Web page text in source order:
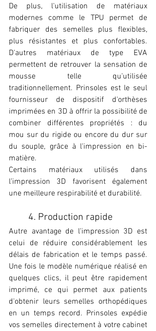
De plus, l'utilisation de matériaux
modernes comme le TPU permet de
fabriquer des semelles plus flexibles,
plus résistantes et plus confortables.
D'autres matériaux de type EVA
permettent de retrouver la sensation de
mousse telle qu'utilisée
traditionnellement. Prinsoles est le seul
fournisseur de dispositif d'orthèses
imprimées en 3D à offrir la possibilité de
combiner différentes propriétés : du
mou sur du rigide ou encore du dur sur
du souple, grâce à l'impression en bi-
matière.
Certains matériaux utilisés dans
l’impression 3D favorisent également
une meilleure respirabilité et durabilité.
4. Production rapide
Autre avantage de l'impression 3D est
celui de réduire considérablement les
délais de fabrication et le temps passé.
Une fois le modèle numérique réalisé en
quelques clics, il peut être rapidement
imprimé, ce qui permet aux patients
d'obtenir leurs semelles orthopédiques
en un temps record. Prinsoles expédie
vos semelles directement à votre cabinet